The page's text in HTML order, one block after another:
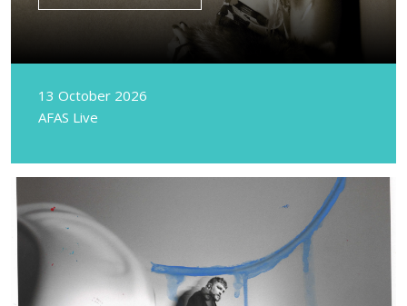
13 October 2026
AFAS Live